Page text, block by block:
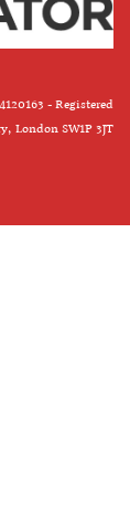
- Registered
London SW1P 3JT